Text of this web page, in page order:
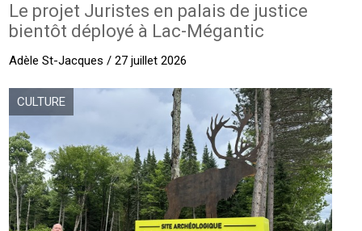
Le projet Juristes en palais de justice
bientôt déployé à Lac-Mégantic
Adèle St-Jacques / 27 juillet 2026
CULTURE